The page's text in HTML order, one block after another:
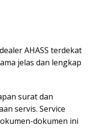
AHASS terdekat
jelas dan lengkap
surat dan
servis. Service
dokumen ini